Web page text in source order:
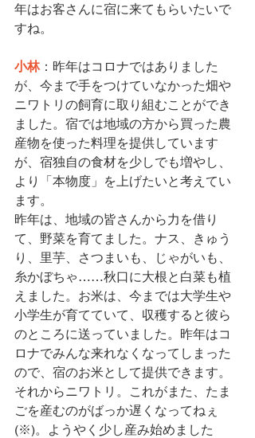
年はお客さんに宿に来てもらいたいで
すね。
小林：昨年はコロナではありました
が、今まで手をつけていなかった畑や
ニワトリの飼育に取り組むことができ
ました。宿では地域の方から買った農
産物を使った料理を提供しています
が、宿独自の食材を少しでも増やし、
より「本物度」を上げたいと考えてい
ます。
昨年は、地域の皆さんから力を借り
て、野菜を育てました。ナス、きゅう
り、里芋、さつまいも、じゃがいも、
糸かぼちゃ……秋口に大根と白菜も植
えました。お米は、今までは大学生や
小学生が育てていて、収穫すると彼ら
のところに送っていました。昨年はコ
ロナでみんな来れなくなってしまった
ので、宿のお米として提供できます。
それからニワトリ。これがまた、たま
ごを産むのがばっか遅くなってねぇ
(※)。ようやく少し産み始めました